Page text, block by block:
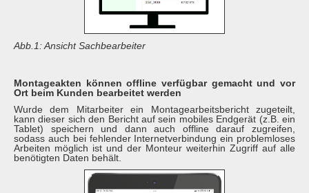
Abb.1: Ansicht Sachbearbeiter
Montageakten können offline verfügbar gemacht und vor
Ort beim Kunden bearbeitet werden
Wurde dem Mitarbeiter ein Montagearbeitsbericht zugeteilt,
kann dieser sich den Bericht auf sein mobiles Endgerät (z.B. ein
Tablet) speichern und dann auch offline darauf zugreifen,
sodass auch bei fehlender Internetverbindung ein problemloses
Arbeiten möglich ist und der Monteur weiterhin Zugriff auf alle
benötigten Daten behält.